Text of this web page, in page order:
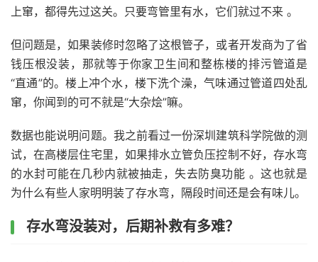
上窜，都得先过这关。只要弯管里有水，它们就过不来 。
但问题是，如果装修时忽略了这根管子，或者开发商为了省
钱压根没装，那就等于你家卫生间和整栋楼的排污管道是
“直通”的。楼上冲个水，楼下洗个澡，气味通过管道四处乱
窜，你闻到的可不就是“大杂烩”嘛。
数据也能说明问题。我之前看过一份深圳建筑科学院做的测
试，在高楼层住宅里，如果排水立管负压控制不好，存水弯
的水封可能在几秒内就被抽走，失去防臭功能 。这也就是
为什么有些人家明明装了存水弯，隔段时间还是会有味儿。
存水弯没装对，后期补救有多难？